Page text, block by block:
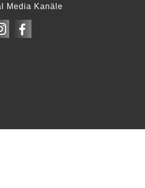
Media Kanäle